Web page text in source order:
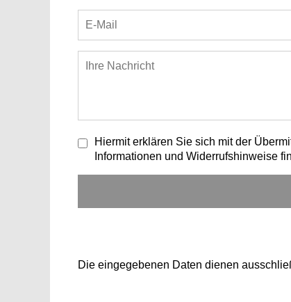
Hiermit erklären Sie sich mit der
Informationen und Widerrufshinweise
Die eingegebenen Daten dienen